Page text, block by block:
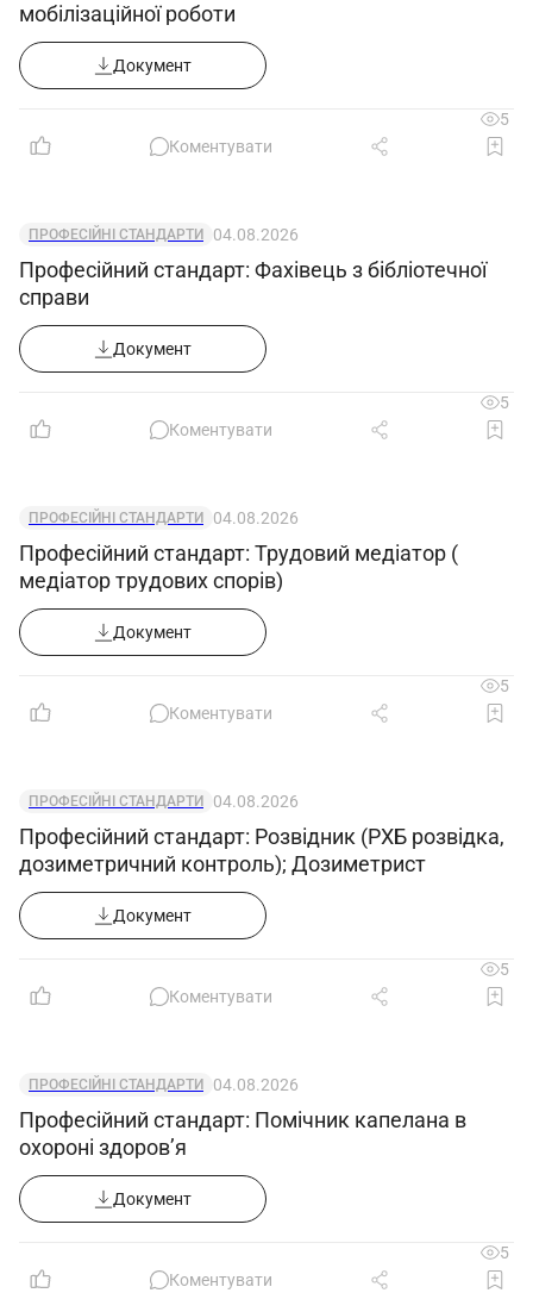
мобілізаційної роботи
Документ
5
Коментувати
ПРОФЕСІЙНІ СТАНДАРТИ 04.08.2026
Професійний стандарт: Фахівець з бібліотечної
справи
Документ
5
Коментувати
ПРОФЕСІЙНІ СТАНДАРТИ 04.08.2026
Професійний стандарт: Трудовий медіатор (
медіатор трудових спорів)
Документ
5
Коментувати
ПРОФЕСІЙНІ СТАНДАРТИ 04.08.2026
Професійний стандарт: Розвідник (РХБ розвідка,
дозиметричний контроль); Дозиметрист
Документ
5
Коментувати
ПРОФЕСІЙНІ СТАНДАРТИ 04.08.2026
Професійний стандарт: Помічник капелана в
охороні здоров’я
Документ
5
Коментувати